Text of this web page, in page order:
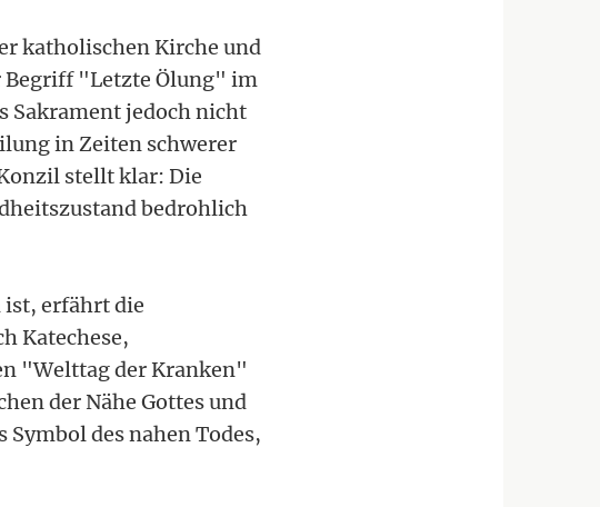
katholischen Kirche und
Begriff "Letzte Ölung" im
Sakrament jedoch nicht
in Zeiten schwerer
stellt klar: Die
bedrohlich
erfährt die
Katechese,
"Welttag der Kranken"
der Nähe Gottes und
des nahen Todes,